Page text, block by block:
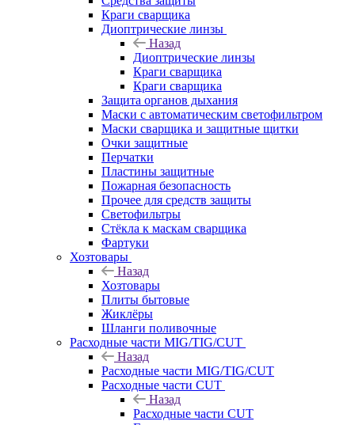
Краги сварщика
Диоптрические линзы
Назад
Диоптрические линзы
Краги сварщика
Краги сварщика
Защита органов дыхания
Маски с автоматическим светофильтром
Маски сварщика и защитные щитки
Очки защитные
Перчатки
Пластины защитные
Пожарная безопасность
Прочее для средств защиты
Светофильтры
Стёкла к маскам сварщика
Фартуки
Хозтовары
Назад
Хозтовары
Плиты бытовые
Жиклёры
Шланги поливочные
Расходные части MIG/TIG/CUT
Назад
Расходные части MIG/TIG/CUT
Расходные части CUT
Назад
Расходные части CUT